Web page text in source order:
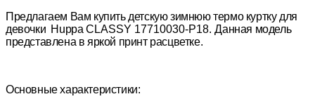
Предлагаем Вам купить детскую зимнюю термо куртку для
девочки Huppa CLASSY 17710030-P18.Данная модель
представлена в яркой принт расцветке.
Основные характеристики: